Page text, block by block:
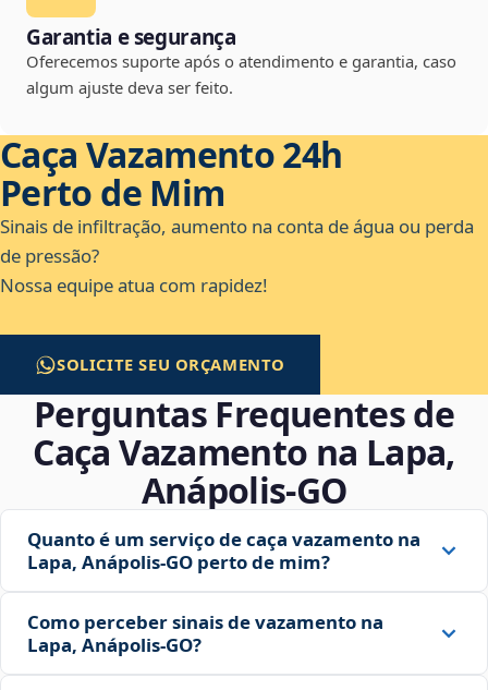
Garantia e segurança
Oferecemos suporte após o atendimento e garantia, caso
algum ajuste deva ser feito.
Caça Vazamento 24h
Perto de Mim
Sinais de infiltração, aumento na conta de água ou perda
de pressão?
Nossa equipe atua com rapidez!
SOLICITE SEU ORÇAMENTO
Perguntas Frequentes de
Caça Vazamento na Lapa,
Anápolis‑GO
Quanto é um serviço de caça vazamento na
Lapa, Anápolis‑GO perto de mim?
Como perceber sinais de vazamento na
Lapa, Anápolis‑GO?